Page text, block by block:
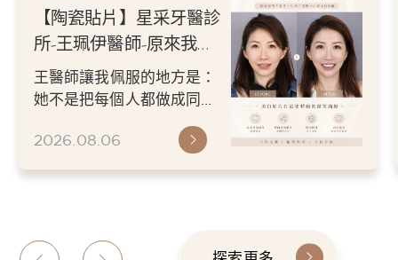
【陶瓷貼片】星采牙醫診
所-王珮伊醫師-原來我的
不愛笑，只是不喜歡自己
原本的牙齒
王醫師讓我佩服的地方是：
她不是把每個人都做成同一
更適合自己的樣子。 現...
2026.08.06